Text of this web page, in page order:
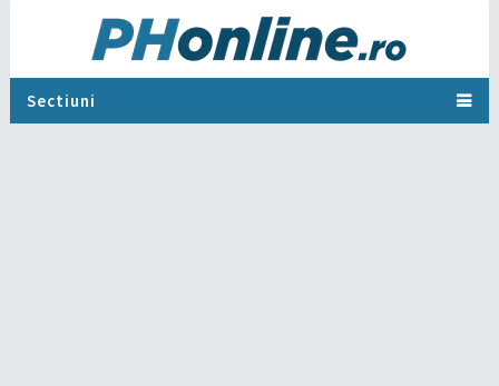
Sectiuni